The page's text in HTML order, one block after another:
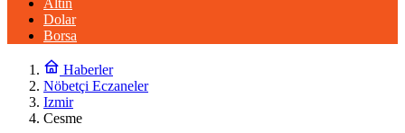
Altın
Dolar
Borsa
Haberler
Nöbetçi Eczaneler
Izmir
Cesme